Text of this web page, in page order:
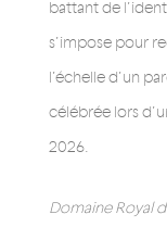
battant de
s’impose pour
l’échelle d’un
célébrée lors
2026.
Domaine Royal